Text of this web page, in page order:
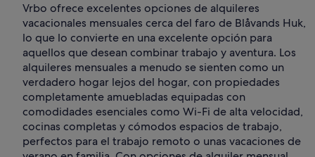
Vrbo ofrece excelentes opciones de alquileres
vacacionales mensuales cerca del faro de Blåvands Huk,
lo que lo convierte en una excelente opción para
aquellos que desean combinar trabajo y aventura. Los
alquileres mensuales a menudo se sienten como un
verdadero hogar lejos del hogar, con propiedades
completamente amuebladas equipadas con
comodidades esenciales como Wi-Fi de alta velocidad,
cocinas completas y cómodos espacios de trabajo,
perfectos para el trabajo remoto o unas vacaciones de